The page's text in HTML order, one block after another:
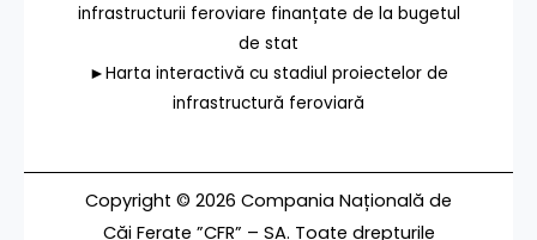
infrastructurii feroviare finanțate de la bugetul
de stat
►Harta interactivă cu stadiul proiectelor de
infrastructură feroviară
Copyright © 2026 Compania Națională de
Căi Ferate ”CFR” – SA. Toate drepturile